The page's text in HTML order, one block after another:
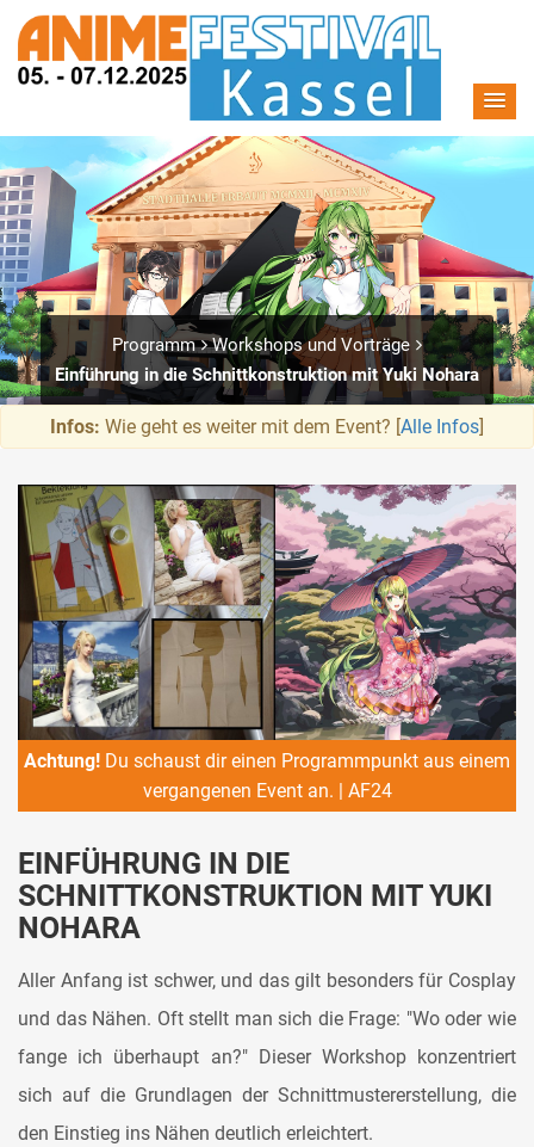
Programm
Workshops und Vorträge
Einführung in die Schnittkonstruktion mit Yuki Nohara
Infos: Wie geht es weiter mit dem Event? [Alle Infos]
Achtung! Du schaust dir einen Programmpunkt aus einem
vergangenen Event an. | AF24
EINFÜHRUNG IN DIE
SCHNITTKONSTRUKTION MIT YUKI
NOHARA
Aller Anfang ist schwer, und das gilt besonders für Cosplay
und das Nähen. Oft stellt man sich die Frage: "Wo oder wie
fange ich überhaupt an?" Dieser Workshop konzentriert
sich auf die Grundlagen der Schnittmustererstellung, die
den Einstieg ins Nähen deutlich erleichtert.